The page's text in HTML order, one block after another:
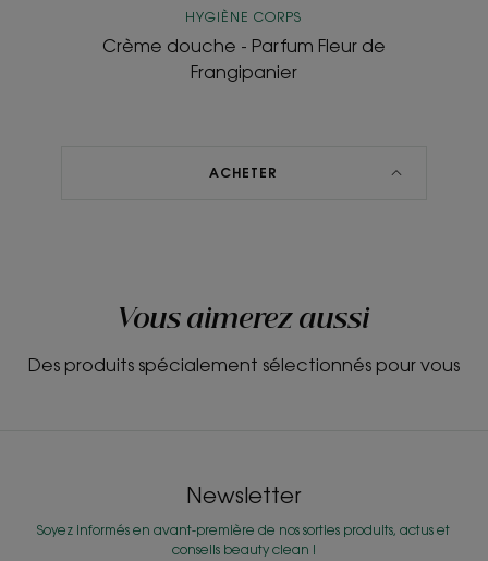
HYGIÈNE CORPS
Crème douche - Parfum Fleur de
Frangipanier
ACHETER
Vous aimerez aussi
Des produits spécialement sélectionnés pour vous
Newsletter
Soyez informés en avant-première de nos sorties produits, actus et
conseils beauty clean !